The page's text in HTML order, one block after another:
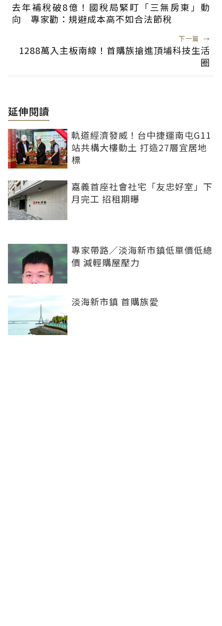
去年補稅破8億！國稅局緊盯「三無房東」動
向 專家勸：規避成本高不如合法節稅
下一篇 →
1288萬入主板南線！首購族搶進頂埔科技生活
圈
延伸閱讀
軌道經濟發威！台中捷運南屯G11
站共構大樓動土 打造27層宜居地
標
嘉義首座社會社宅「友忠好室」下
月完工 招租期曝
專家帶路／淡海新市鎮低單價低總
價 減輕購屋壓力
淡海新市鎮 首購族愛